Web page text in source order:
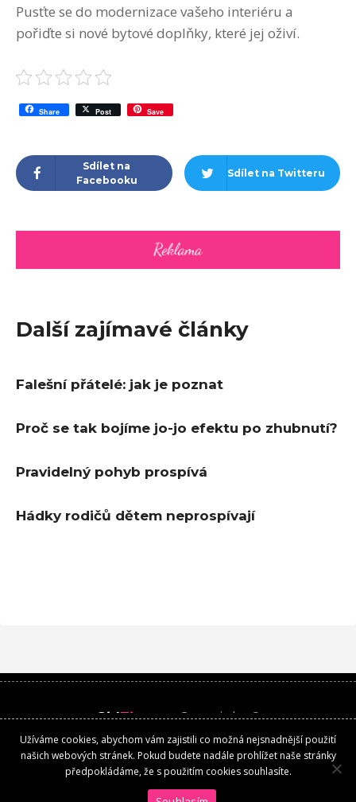
Pusťte se do modernizace vašeho interiéru a
pořiďte si nové bytové doplňky, které jej oživí.
Share Post Save
Sdílet na
Facebooku
Sdílet na Twitteru
Další zajímavé články
Falešní přátelé: jak je poznat
Proč se tak bojíme jo-jo efektu po zhubnutí?
Pravidelný pohyb prospívá
Hádky rodičů dětem neprospívají
GirlTime.czCopyright ©
Kontakt
Užíváme cookies, abychom vám zajistili co možná nejsnadnější použití
našich webových stránek. Pokud budete nadále prohlížet naše stránky
předpokládáme, že s použitím cookies souhlasíte.